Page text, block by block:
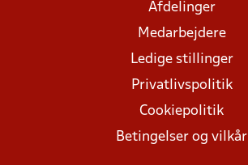
Afdelinger
Medarbejdere
Ledige stillinger
Privatlivspolitik
Cookiepolitik
Betingelser og vilkår